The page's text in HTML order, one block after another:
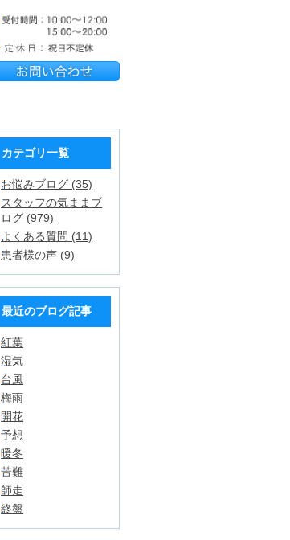
カテゴリ一覧
お悩みブログ (35)
スタッフの気ままブ
ログ (979)
よくある質問 (11)
患者様の声 (9)
最近のブログ記事
紅葉
湿気
台風
梅雨
開花
予想
暖冬
苦難
師走
終盤